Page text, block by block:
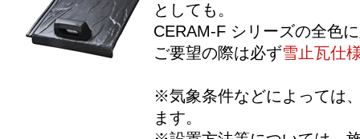
としても。
CERAM-F シリーズの全色
ご要望の際は必ず雪止瓦仕
※気象条件などによっては
ます。